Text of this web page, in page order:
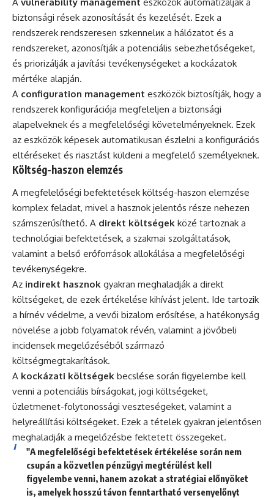
biztonsági rések azonosítását és kezelését. Ezek a
rendszerek rendszeresen szkennelик a hálózatot és a
rendszereket, azonosítják a potenciális sebezhetőségeket,
és priorizálják a javítási tevékenységeket a kockázatok
mértéke alapján.
A configuration management eszközök biztosítják, hogy a
rendszerek konfigurációja megfeleljen a biztonsági
alapelveknek és a megfelelőségi követelményeknek. Ezek
az eszközök képesek automatikusan észlelni a konfigurációs
eltéréseket és riasztást küldeni a megfelelő személyeknek.
Költség-haszon elemzés
A megfelelőségi befektetések költség-haszon elemzése
komplex feladat, mivel a hasznok jelentős része nehezen
számszerűsíthető. A direkt költségek közé tartoznak a
technológiai befektetések, a szakmai szolgáltatások,
valamint a belső erőforrások allokálása a megfelelőségi
tevékenységekre.
Az indirekt hasznok gyakran meghaladják a direkt
költségeket, de ezek értékelése kihívást jelent. Ide tartozik
a hírnév védelme, a vevői bizalom erősítése, a hatékonyság
növelése a jobb folyamatok révén, valamint a jövőbeli
incidensek megelőzéséből származó
költségmegtakarítások.
A kockázati költségek becslése során figyelembe kell
venni a potenciális bírságokat, jogi költségeket,
üzletmenet-folytonossági veszteségeket, valamint a
helyreállítási költségeket. Ezek a tételek gyakran jelentősen
meghaladják a megelőzésbe fektetett összegeket.
"A megfelelőségi befektetések értékelése során nem
csupán a közvetlen pénzügyi megtérülést kell
figyelembe venni, hanem azokat a stratégiai előnyöket
is, amelyek hosszú távon fenntartható versenyelőnyt